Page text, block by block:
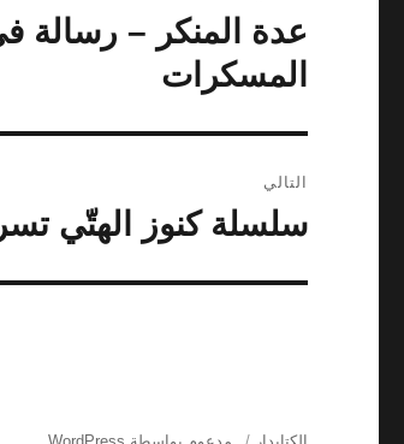
المقالات
المقالة
السابقة:
عدة المنكر – رسالة
المسكرات
التالي
المقالة
سلسلة كنوز الهتّي